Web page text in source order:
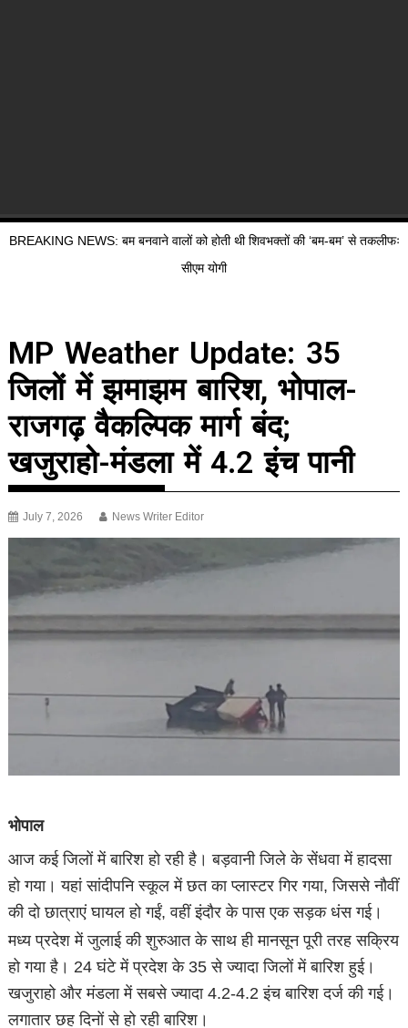
BREAKING NEWS: बम बनवाने वालों को होती थी शिवभक्तों की ‘बम-बम’ से तकलीफः
सीएम योगी
MP Weather Update: 35
जिलों में झमाझम बारिश, भोपाल-
राजगढ़ वैकल्पिक मार्ग बंद;
खजुराहो-मंडला में 4.2 इंच पानी
July 7, 2026 News Writer Editor
भोपाल
आज कई जिलों में बारिश हो रही है। बड़वानी जिले के सेंधवा में हादसा
हो गया। यहां सांदीपनि स्कूल में छत का प्लास्टर गिर गया, जिससे नौवीं
की दो छात्राएं घायल हो गईं, वहीं इंदौर के पास एक सड़क धंस गई।
मध्य प्रदेश में जुलाई की शुरुआत के साथ ही मानसून पूरी तरह सक्रिय
हो गया है। 24 घंटे में प्रदेश के 35 से ज्यादा जिलों में बारिश हुई।
खजुराहो और मंडला में सबसे ज्यादा 4.2-4.2 इंच बारिश दर्ज की गई।
लगातार छह दिनों से हो रही बारिश।